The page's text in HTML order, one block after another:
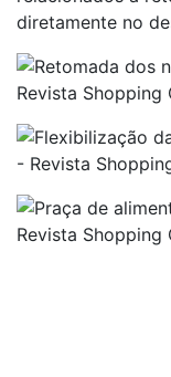
diretamente no